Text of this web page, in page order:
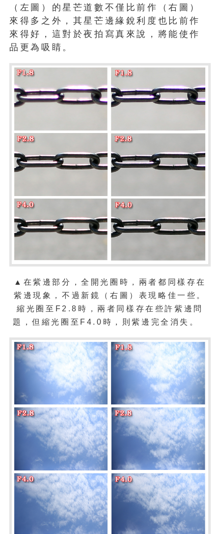
（左圖）的星芒道數不僅比前作（右圖）
來得多之外，其星芒邊緣銳利度也比前作
來得好，這對於夜拍寫真來說，將能使作
品更為吸睛。
▲在紫邊部分，全開光圈時，兩者都同樣存在
紫邊現象，不過新鏡（右圖）表現略佳一些。
縮光圈至F2.8時，兩者同樣存在些許紫邊問
題，但縮光圈至F4.0時，則紫邊完全消失。